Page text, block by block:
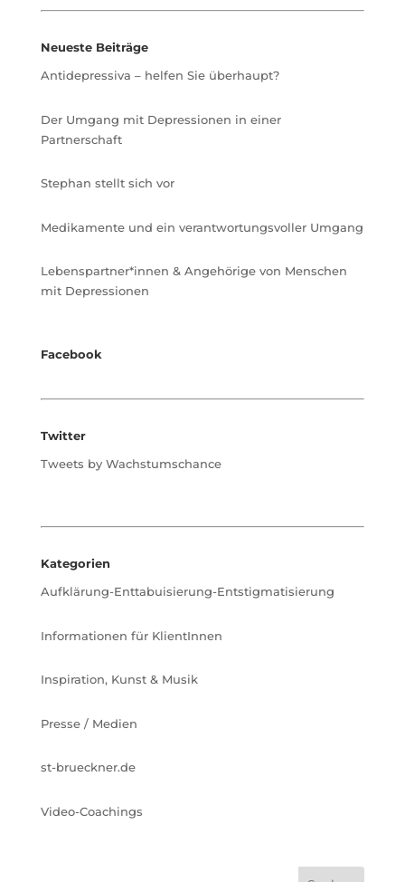
Neueste Beiträge
Antidepressiva – helfen Sie überhaupt?
Der Umgang mit Depressionen in einer
Partnerschaft
Stephan stellt sich vor
Medikamente und ein verantwortungsvoller Umgang
Lebenspartner*innen & Angehörige von Menschen
mit Depressionen
Facebook
Twitter
Tweets by Wachstumschance
Kategorien
Aufklärung-Enttabuisierung-Entstigmatisierung
Informationen für KlientInnen
Inspiration, Kunst & Musik
Presse / Medien
st-brueckner.de
Video-Coachings